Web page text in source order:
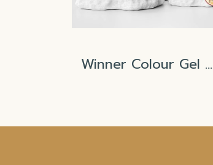
Winner Colour Gel Paste Type